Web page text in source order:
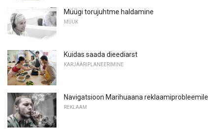
Müügi torujuhtme haldamine
MÜÜK
Kuidas saada dieediarst
KARJÄÄRIPLANEERIMINE
Navigatsioon Marihuaana reklaamiprobleemile
REKLAAM